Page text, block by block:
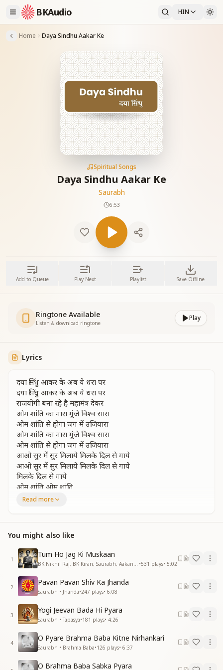
BKAudio HIN
Home Daya Sindhu Aakar Ke
Spiritual Songs
Daya Sindhu Aakar Ke
Saurabh
6:53
Add to Queue Play Next Playlist Save Offline
Ringtone Available
Listen & download ringtone
Play
Lyrics
दया सिंधु आकर के अब ये धरा पर
दया सिंधु आकर के अब ये धरा पर
राजयोगी बना रहे है महामंत्र देकर
ओम शांति का नारा गूंजे विश्व सारा
ओम शांति से होगा जग में उजियारा
ओम शांति का नारा गूंजे विश्व सारा
ओम शांति से होगा जग में उजियारा
आओ सुर में सुर मिलाये मिलके दिल से गाये
आओ सुर में सुर मिलाये मिलके दिल से गाये
मिलके दिल से गाये
ओम शांति ओम शांति
ओम शांति ओम शांति
पावन पावन किरने भर लो अपने मन में
खुद को आत्मा समझो प्रभु से मिलन मनाने
पावन पावन किरने भर लो अपने मन में
खुद को आत्मा समझो प्रभु से मिलन मनाने
गीता ज्ञान सुनाकर ममता वो लूटा रहे
एक धर्म बनाने वैर भाव वो मिटा रहे
ओम शांति ओम शांति हर लब को प्यारा
ओम शांति का ही है हर दिल में बसेरा
आओ सुर में सुर मिलाये मिलके दिल से गाये
आओ सुर में सुर मिलाये मिलके दिल से गाये
मिलके दिल से गाये
ओम शांति ओम शांति
ओम शांति ओम शांति
Read more
You might also like
1
Tum Ho Jag Ki Muskaan
•531 plays• 5:02
2
Pavan Pavan Shiv Ka Jhanda
Saurabh • Jhanda•247 plays• 6:08
3
Yogi Jeevan Bada Hi Pyara
Saurabh • Tapasya•181 plays• 4:26
4
O Pyare Brahma Baba Kitne Nirhankari
Saurabh • Brahma Baba•126 plays• 6:37
O Brahma Baba Sabka Pyara